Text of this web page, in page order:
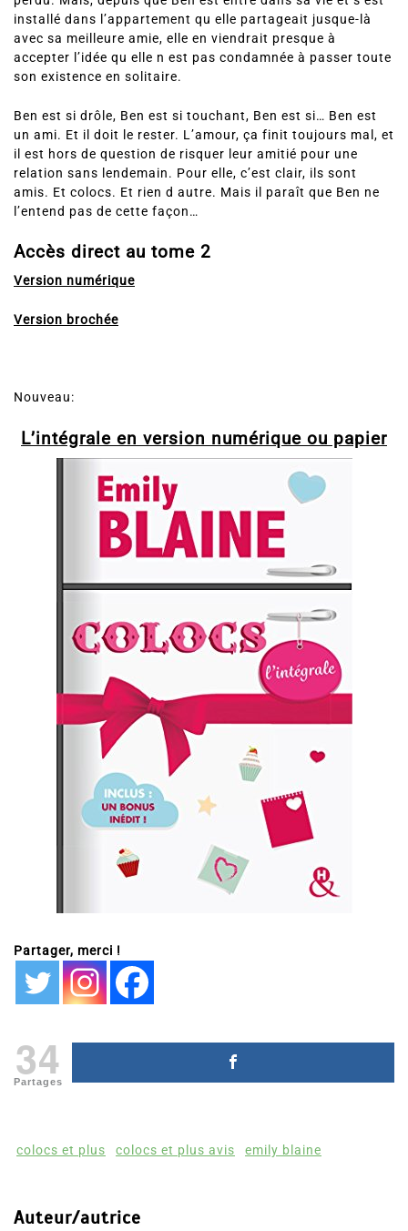
installé dans l’appartement qu elle partageait jusque-là
avec sa meilleure amie, elle en viendrait presque à
accepter l’idée qu elle n est pas condamnée à passer toute
son existence en solitaire.
Ben est si drôle, Ben est si touchant, Ben est si… Ben est
un ami. Et il doit le rester. L’amour, ça finit toujours mal, et
il est hors de question de risquer leur amitié pour une
relation sans lendemain. Pour elle, c’est clair, ils sont
amis. Et colocs. Et rien d autre. Mais il paraît que Ben ne
l’entend pas de cette façon…
Accès direct au tome 2
Version numérique
Version brochée
Nouveau:
L’intégrale en version numérique ou papier
Partager, merci !
34
Partages
colocs et plus colocs et plus avis emily blaine
Auteur/autrice